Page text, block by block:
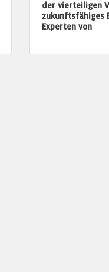
der vierteiligen
zukunftsfähiges
Experten von